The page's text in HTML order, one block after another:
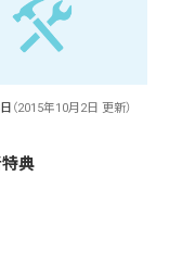
（2015年10月2日 更新）
典